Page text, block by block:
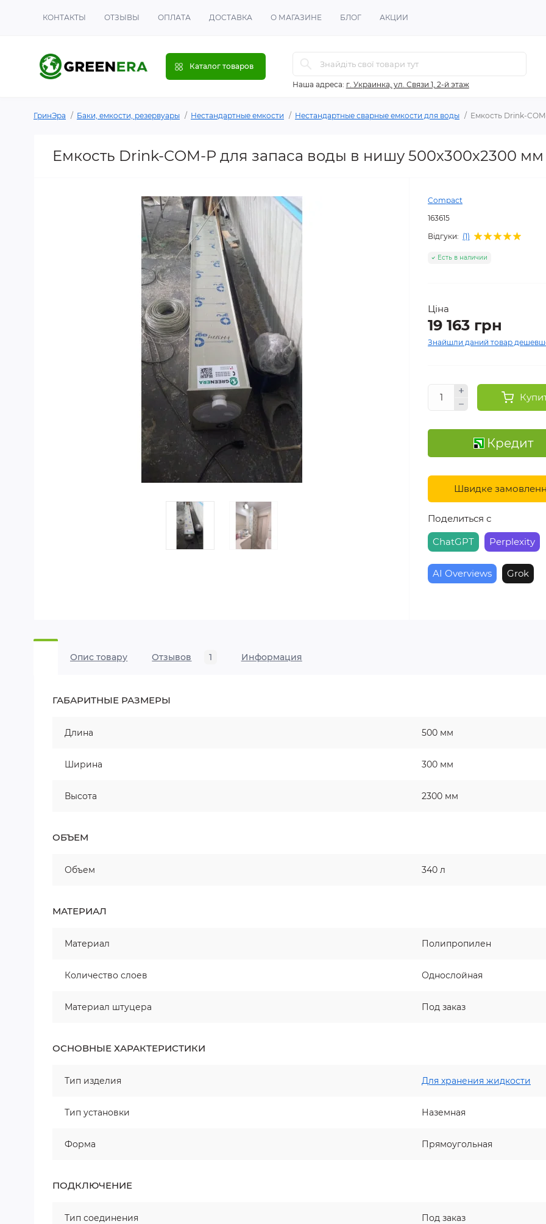
КОНТАКТЫ ОТЗЫВЫ ОПЛАТА ДОСТАВКА О МАГАЗИНЕ БЛОГ АКЦИИ
Каталог товаров
Наша адреса: г. Украинка, ул. Связи 1, 2-й этаж
ГринЭра Баки, емкости, резервуары Нестандартные емкости Нестандартные сварные емкости для воды Емкость Drink-
Емкость Drink-COM-P для запаса воды в нишу 500х300х2300 мм
Compact
163615
Відгуки: (1)
Есть в наличии
Ціна
19 163 грн
Знайшли даний товар
Кредит
Швидке
Поделиться с
ChatGPT
Perplexity
AI Overviews Grok
Опис товару Отзывов 1 Информация
ГАБАРИТНЫЕ РАЗМЕРЫ
Длина 500 мм
Ширина 300 мм
Высота 2300 мм
ОБЪЕМ
Объем 340 л
МАТЕРИАЛ
Материал Полипропилен
Количество слоев Однослойная
Материал штуцера Под заказ
ОСНОВНЫЕ ХАРАКТЕРИСТИКИ
Тип изделия Для хранения жидкости
Тип установки Наземная
Форма Прямоугольная
ПОДКЛЮЧЕНИЕ
Тип соединения Под заказ